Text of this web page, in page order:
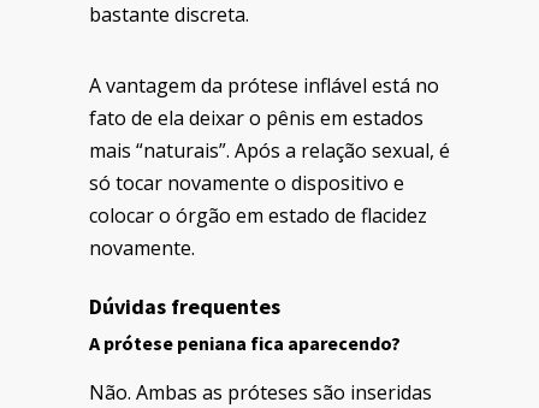
bastante discreta.
A vantagem da prótese inflável está no
fato de ela deixar o pênis em estados
mais “naturais”. Após a relação sexual, é
só tocar novamente o dispositivo e
colocar o órgão em estado de flacidez
novamente.
Dúvidas frequentes
A prótese peniana fica aparecendo?
Não. Ambas as próteses são inseridas